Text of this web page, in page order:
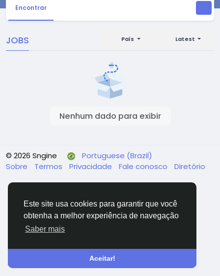
Este site usa cookies para garantir que você
obtenha a melhor experiência de navegação
Saber mais
Aceitar!
Encontrar
JOBS Latest
País
Nenhum dado para exibir
© 2026 Sngine
Portuguese (Brazil)
Sobre
Termos Privacidade Fale conosco Diretório